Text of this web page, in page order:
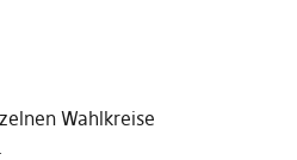
Wahlkreise